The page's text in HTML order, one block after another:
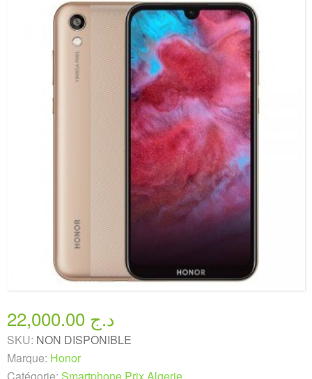
22,000.00 د.ج
SKU: NON DISPONIBLE
Marque: Honor